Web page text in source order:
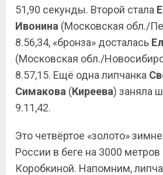
51,90 секунды. Второй стала
Ивонина (Московская обл./
8.56,34, «бронза» досталась
(Московская обл./
8.57,15. Ещё одна липчанка
Симакова (Киреева) заняла
9.11,42.
Это четвёртое «золото»
России в беге на 3000 метров
Коробкиной. Напомним,